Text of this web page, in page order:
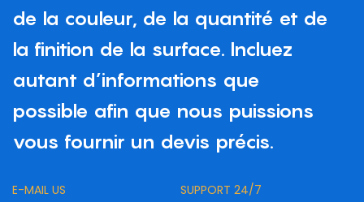
de la couleur, de la quantité et de
la finition de la surface. Incluez
autant d’informations que
possible afin que nous puissions
vous fournir un devis précis.
E-MAIL US
SUPPORT 24/7